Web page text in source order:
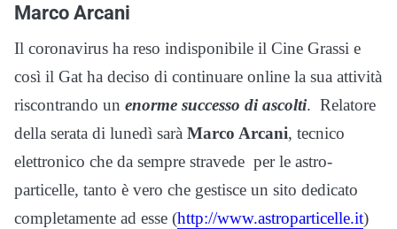
Marco Arcani
Il coronavirus ha reso indisponibile il Cine Grassi e
così il Gat ha deciso di continuare online la sua attività
riscontrando un enorme successo di ascolti. Relatore
della serata di lunedì sarà Marco Arcani, tecnico
elettronico che da sempre stravede per le astro-
particelle, tanto è vero che gestisce un sito dedicato
completamente ad esse (http://www.astroparticelle.it)